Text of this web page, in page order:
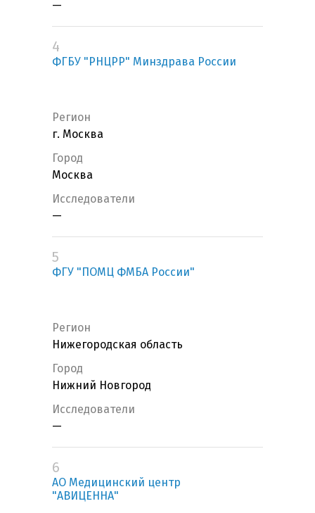
—
4
ФГБУ "РНЦРР" Минздрава России
Регион
г. Москва
Город
Москва
Исследователи
—
5
ФГУ "ПОМЦ ФМБА России"
Регион
Нижегородская область
Город
Нижний Новгород
Исследователи
—
6
АО Медицинский центр
"АВИЦЕННА"